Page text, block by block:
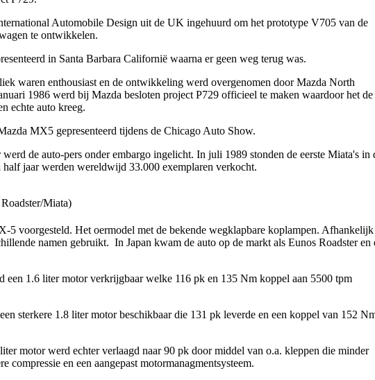
Automobile Design uit de UK ingehuurd om het prototype V705 van de
te ontwikkelen.
in Santa Barbara Californië waarna er geen weg terug was.
waren enthousiast en de ontwikkeling werd overgenomen door Mazda North
1986 werd bij Mazda besloten project P729 officieel te maken waardoor het de
echte auto kreeg.
MX5 gepresenteerd tijdens de Chicago Auto Show.
de auto-pers onder embargo ingelicht. In juli 1989 stonden de eerste Miata's in
half jaar werden wereldwijd 33.000 exemplaren verkocht.
Miata)
5 voorgesteld. Het oermodel met de bekende wegklapbare koplampen. Afhankelijk
namen gebruikt. In Japan kwam de auto op de markt als Eunos Roadster en
een 1.6 liter motor verkrijgbaar welke 116 pk en 135 Nm koppel aan 5500 tpm
sterkere 1.8 liter motor beschikbaar die 131 pk leverde en een koppel van 152
motor werd echter verlaagd naar 90 pk door middel van o.a. kleppen die minder
compressie en een aangepast motormanagmentsysteem.